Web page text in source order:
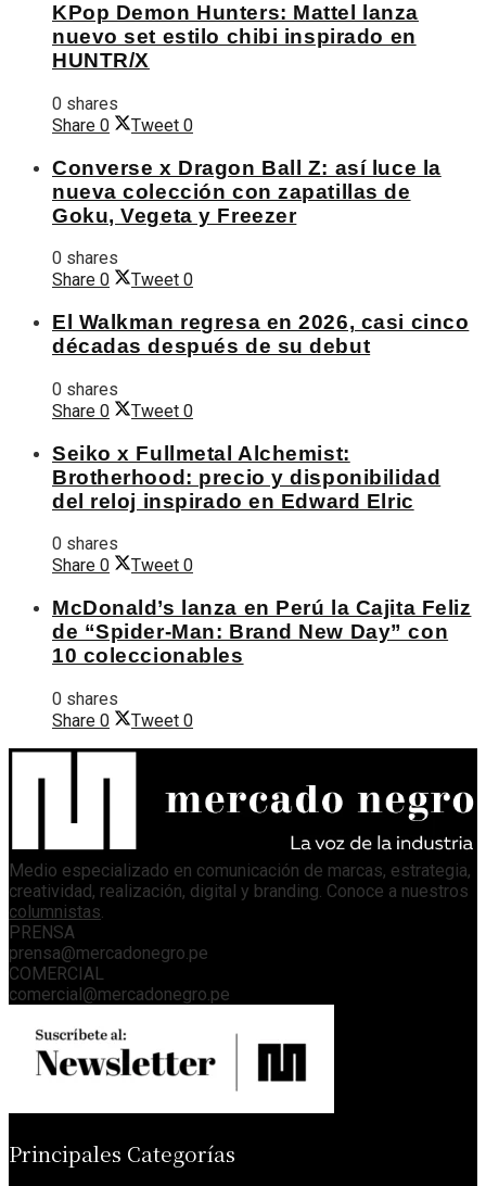
KPop Demon Hunters: Mattel lanza
nuevo set estilo chibi inspirado en
HUNTR/X
0 shares
Share 0 Tweet 0
Converse x Dragon Ball Z: así luce la
nueva colección con zapatillas de
Goku, Vegeta y Freezer
0 shares
Share 0 Tweet 0
El Walkman regresa en 2026, casi cinco
décadas después de su debut
0 shares
Share 0 Tweet 0
Seiko x Fullmetal Alchemist:
Brotherhood: precio y disponibilidad
del reloj inspirado en Edward Elric
0 shares
Share 0 Tweet 0
McDonald’s lanza en Perú la Cajita Feliz
de “Spider-Man: Brand New Day” con
10 coleccionables
0 shares
Share 0 Tweet 0
Medio especializado en comunicación de marcas, estrategia,
creatividad, realización, digital y branding. Conoce a nuestros
columnistas
PRENSA
prensa@mercadonegro.pe
COMERCIAL
comercial@mercadonegro.pe
Principales Categorías